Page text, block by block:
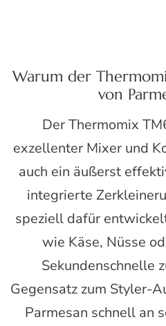
Warum der
von
Der Thermomix
exzellenter Mixer und
auch ein äußerst
integrierte
speziell dafür
wie Käse, Nüsse
Sekundenschnelle
Gegensatz zum Styler-
Parmesan schnell an